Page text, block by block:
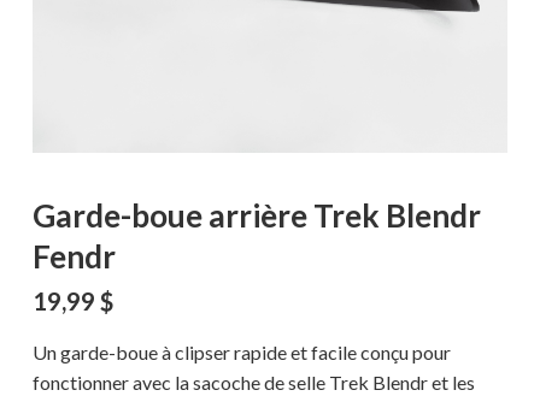
Garde-boue arrière Trek Blendr
Fendr
19,99 $
Un garde-boue à clipser rapide et facile conçu pour
fonctionner avec la sacoche de selle Trek Blendr et les